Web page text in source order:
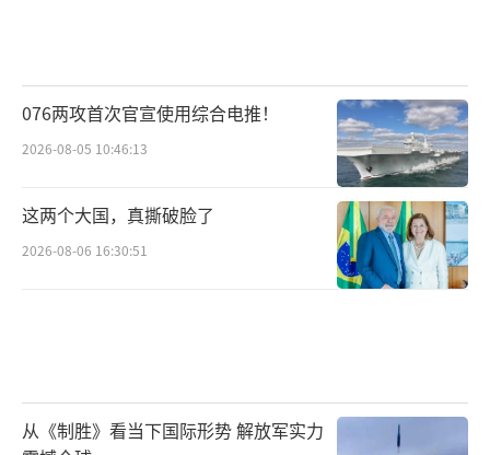
076两攻首次官宣使用综合电推！
2026-08-05 10:46:13
这两个大国，真撕破脸了
2026-08-06 16:30:51
从《制胜》看当下国际形势 解放军实力